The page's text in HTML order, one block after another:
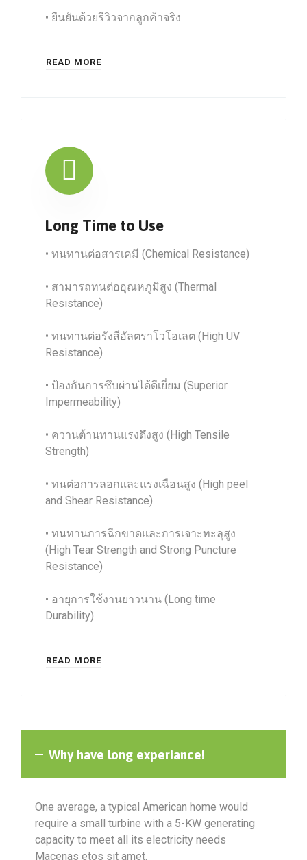
• ยืนยันด้วยรีวิวจากลูกค้าจริง
READ MORE
Long Time to Use
• ทนทานต่อสารเคมี (Chemical Resistance)
• สามารถทนต่ออุณหภูมิสูง (Thermal
Resistance)
• ทนทานต่อรังสีอัลตราโวโอเลต (High UV
Resistance)
• ป้องกันการซึบผ่านได้ดีเยี่ยม (Superior
Impermeability)
• ควานต้านทานแรงดึงสูง (High Tensile
Strength)
• ทนต่อการลอกและแรงเฉือนสูง (High peel
and Shear Resistance)
• ทนทานการฉีกขาดและการเจาะทะลุสูง
(High Tear Strength and Strong Puncture
Resistance)
• อายุการใช้งานยาวนาน (Long time
Durability)
READ MORE
Why have long experiance!
One average, a typical American home would
require a small turbine with a 5-KW generating
capacity to meet all its electricity needs
Macenas etos sit amet.